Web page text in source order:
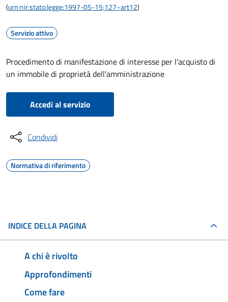
(urn:nir:stato:legge:1997-05-15;127~art12)
Servizio attivo
Procedimento di manifestazione di interesse per l'acquisto di
un immobile di proprietà dell'amministrazione
Accedi al servizio
Condividi
Normativa di riferimento
INDICE DELLA PAGINA
A chi è rivolto
Approfondimenti
Come fare